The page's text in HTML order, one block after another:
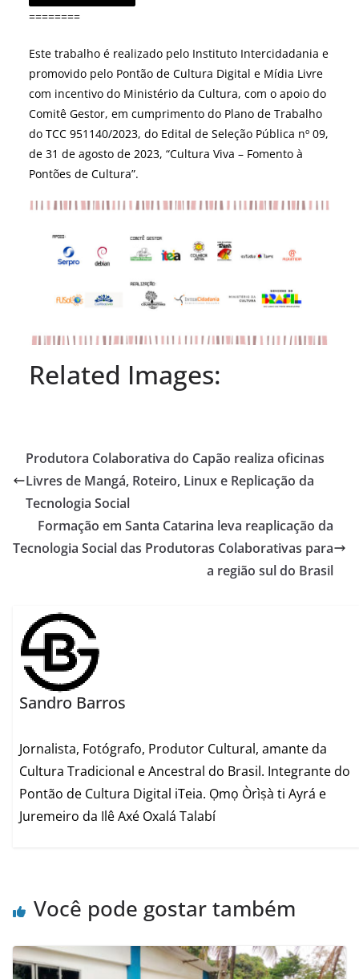
========
Este trabalho é realizado pelo Instituto Intercidadania e
promovido pelo Pontão de Cultura Digital e Mídia Livre
com incentivo do Ministério da Cultura, com o apoio do
Comitê Gestor, em cumprimento do Plano de Trabalho
do TCC 951140/2023, do Edital de Seleção Pública nº 09,
de 31 de agosto de 2023, “Cultura Viva – Fomento à
Pontões de Cultura”.
Related Images:
Produtora Colaborativa do Capão realiza oficinas
Livres de Mangá, Roteiro, Linux e Replicação da
Tecnologia Social
Formação em Santa Catarina leva reaplicação da
Tecnologia Social das Produtoras Colaborativas para
a região sul do Brasil
Sandro Barros
Jornalista, Fotógrafo, Produtor Cultural, amante da
Cultura Tradicional e Ancestral do Brasil. Integrante do
Pontão de Cultura Digital iTeia. Ọmọ Òrìṣà ti Ayrá e
Juremeiro da Ilê Axé Oxalá Talabí
Você pode gostar também